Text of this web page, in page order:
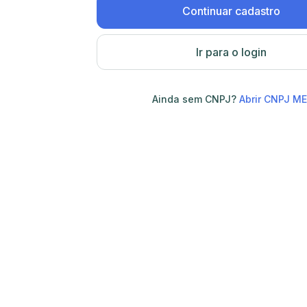
Continuar cadastro
Ir para o login
Ainda sem CNPJ? Abrir CNPJ